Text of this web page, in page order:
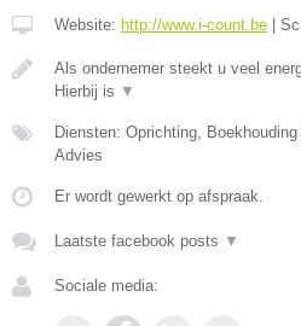
Website: http://www.i-count.be
Als ondernemer steekt u veel
Hierbij is ▼
Diensten: Oprichting,
Advies
Er wordt gewerkt op afspraak.
Laatste facebook posts ▼
Sociale media: